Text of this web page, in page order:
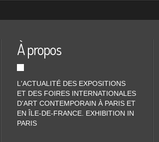
À propos
L'ACTUALITÉ DES EXPOSITIONS
ET DES FOIRES INTERNATIONALES
D'ART CONTEMPORAIN À PARIS ET
EN ÎLE-DE-FRANCE. EXHIBITION IN
PARIS